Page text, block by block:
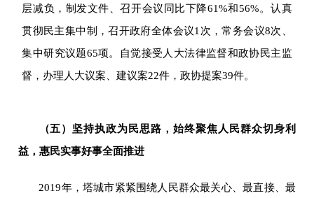
层减负，制发文件、召开会议同比下降61%和56%。认真
贯彻民主集中制，召开政府全体会议1次，常务会议8次、
集中研究议题65项。自觉接受人大法律监督和政协民主监
督，办理人大议案、建议案22件，政协提案39件。
（五）坚持执政为民思路，始终聚焦人民群众切身利
益，惠民实事好事全面推进
2019年，塔城市紧紧围绕人民群众最关心、最直接、最